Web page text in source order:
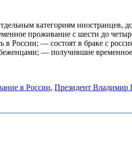
категориям иностранцев,
проживание с шести до
в России; — состоят в браке с
— получившие
в России, Президент Владимир